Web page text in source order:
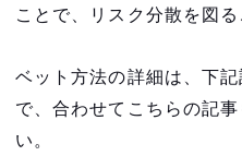
ことで、リスク分散を図る
ベット方法の詳細は、下
で、合わせてこちらの記
い。